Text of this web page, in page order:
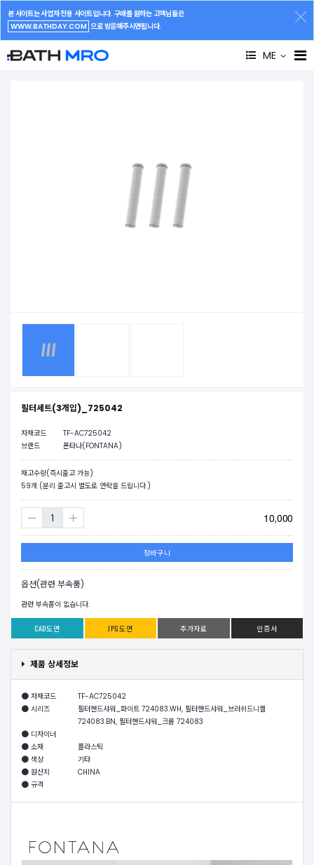
본 사이트는 사업자 전용 사이트입니다. 구매를 원하는 고객님들은
WWW.BATHDAY.COM 으로 방문해주시면됩니다.
ME
필터세트(3개입)_725042
자재코드
TF-AC725042
브랜드
폰타나(FONTANA)
재고수량(즉시출고 가능)
59개 (분리 출고시 별도로 연락을 드립니다.)
10,000
장바구니
옵션(관련 부속품)
관련 부속품이 없습니다.
CAD도면 JPG도면 추가자료 인증서
제품 상세정보
자재코드
TF-AC725042
시리즈
필터핸드샤워_화이트 724083.WH, 필터핸드샤워_브러쉬드니켈
724083.BN, 필터핸드샤워_크롬 724083
디자이너
소재
플라스틱
색상
기타
원산지
CHINA
규격